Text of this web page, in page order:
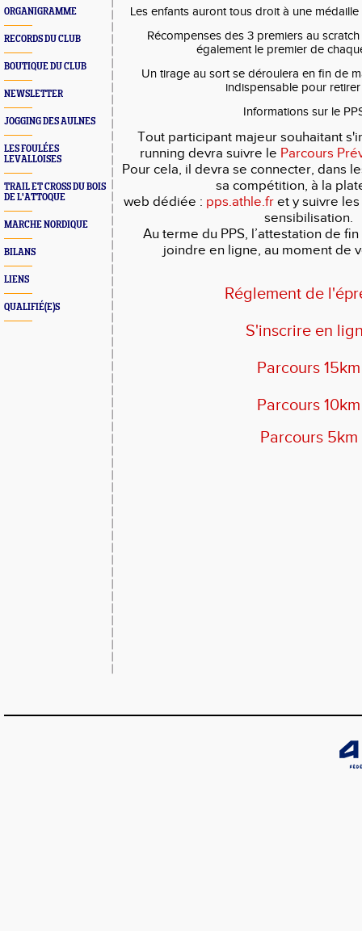
ORGANIGRAMME
RECORDS DU CLUB
BOUTIQUE DU CLUB
NEWSLETTER
JOGGING DES AULNES
LES FOULÉES
LEVALLOISES
TRAIL ET CROSS DU BOIS
DE L'ATTOQUE
MARCHE NORDIQUE
BILANS
LIENS
QUALIFIÉ(E)S
Les enfants auront tous droit à une
Récompenses des 3 premiers au
également le premier de
Un tirage au sort se déroulera en fin de
indispensable pour
Informations sur le
Tout participant majeur souhaitant
running devra suivre le Parcours
Pour cela, il devra se connecter, dans
sa compétition, à la
web dédiée : pps.athle.fr et y suivre
sensibilisation.
Au terme du PPS, l’attestation de
joindre en ligne, au moment de
Réglement de
S'inscrire en
Parcours 15km
Parcours 10km
Parcours 5km